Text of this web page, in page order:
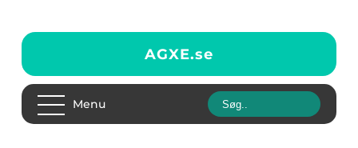
AGXE.se
Menu